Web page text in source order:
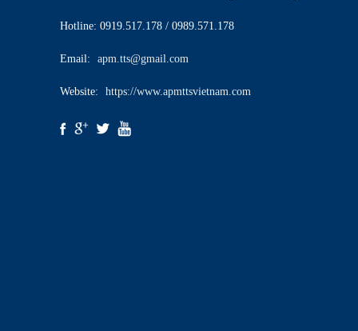
Hotline: 0919.517.178 / 0989.571.178
Email: apm.tts@gmail.com
Website: https://www.apmttsvietnam.com